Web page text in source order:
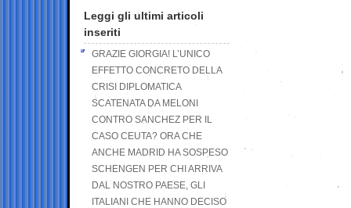
Leggi gli ultimi articoli
inseriti
GRAZIE GIORGIA! L’UNICO
EFFETTO CONCRETO DELLA
CRISI DIPLOMATICA
SCATENATA DA MELONI
CONTRO SANCHEZ PER IL
CASO CEUTA? ORA CHE
ANCHE MADRID HA SOSPESO
SCHENGEN PER CHI ARRIVA
DAL NOSTRO PAESE, GLI
ITALIANI CHE HANNO DECISO